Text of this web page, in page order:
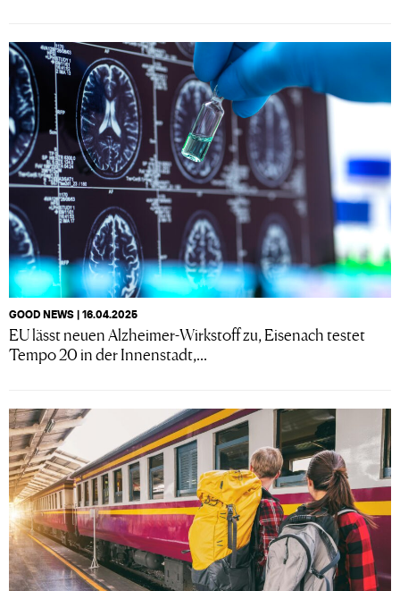
GOOD NEWS | 16.04.2025
EU lässt neuen Alzheimer-Wirkstoff zu, Eisenach testet
Tempo 20 in der Innenstadt,...